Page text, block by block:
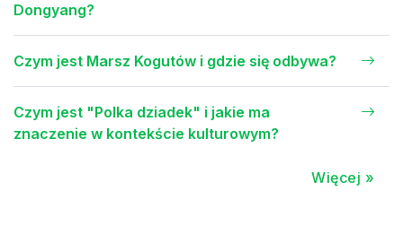
Dongyang?
Czym jest Marsz Kogutów i gdzie się odbywa?
Czym jest "Polka dziadek" i jakie ma
znaczenie w kontekście kulturowym?
Więcej »